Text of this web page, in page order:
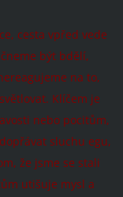
cesta vpřed vede
být bdělí,
na to,
Klíčem je
nebo pocitům,
sluchu egu,
že jsme se stali
utišuje mysl a